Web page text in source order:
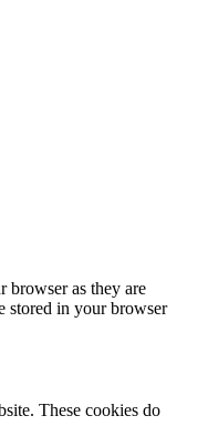
browser as they are
stored in your browser
These cookies do